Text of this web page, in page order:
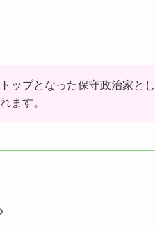
ップとなった保守政治家と
ます。